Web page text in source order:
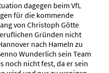
dagegen beim VfL
für die kommende
von Christoph Götte
Gründen nicht
nach Hameln zu
Wunderlich sein Team
noch nicht fest, da er sein